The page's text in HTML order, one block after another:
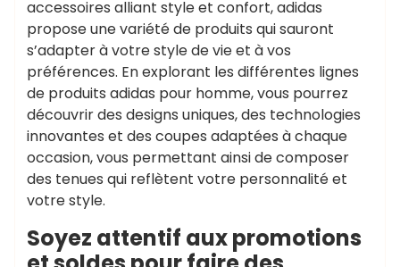
accessoires alliant style et confort, adidas
propose une variété de produits qui sauront
s’adapter à votre style de vie et à vos
préférences. En explorant les différentes lignes
de produits adidas pour homme, vous pourrez
découvrir des designs uniques, des technologies
innovantes et des coupes adaptées à chaque
occasion, vous permettant ainsi de composer
des tenues qui reflètent votre personnalité et
votre style.
Soyez attentif aux promotions